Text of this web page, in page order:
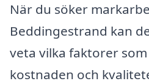
När du söker
Beddingestrand kan
veta vilka faktorer
kostnaden och